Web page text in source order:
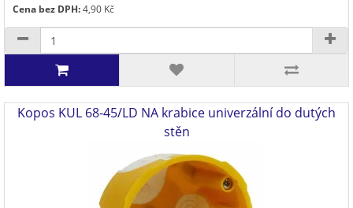
Cena bez DPH:4,90 Kč
Kopos KUL 68-45/LD NA krabice univerzální do dutých
stěn